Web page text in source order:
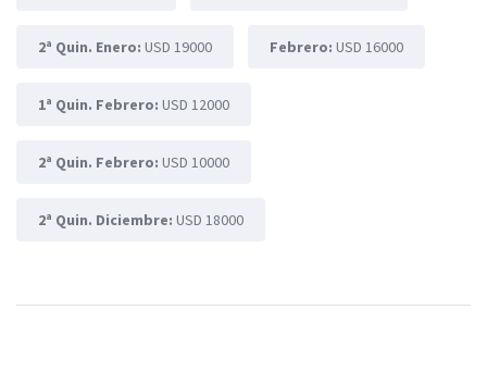
2ª Quin. Enero: USD 19000 Febrero: USD 16000
1ª Quin. Febrero: USD 12000
2ª Quin. Febrero: USD 10000
2ª Quin. Diciembre: USD 18000